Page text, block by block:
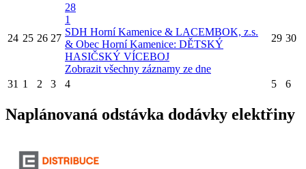
24 25 26 27
28
1
SDH Horní Kamenice & LACEMBOK, z.s.
& Obec Horní Kamenice: DĚTSKÝ
HASIČSKÝ VÍCEBOJ
Zobrazit všechny záznamy ze dne
29 30
31 1 2 3 4 5 6
Naplánovaná odstávka dodávky elektřiny